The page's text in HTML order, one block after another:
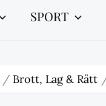
SPORT
Brott, Lag & Rätt